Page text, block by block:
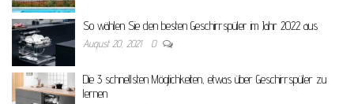
So wählen Sie den besten Geschirrspüler im Jahr 2022 aus
August 20, 2021 0
Die 3 schnellsten Möglichkeiten, etwas über Geschirrspüler zu
lernen